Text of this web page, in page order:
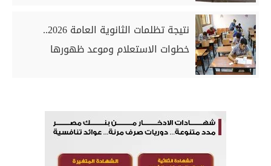
نتيجة تظلمات الثانوية العامة 2026..
خطوات الاستعلام وموعد ظهورها